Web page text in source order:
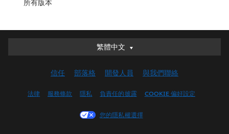
所有版本
繁體中文
繁體中文
English (UK)
Français (Canada)
信任 部落格 開發人員 與我們聯絡
法律 服務條款 隱私 負責任的披露 COOKIE 偏好設定
您的隱私權選擇